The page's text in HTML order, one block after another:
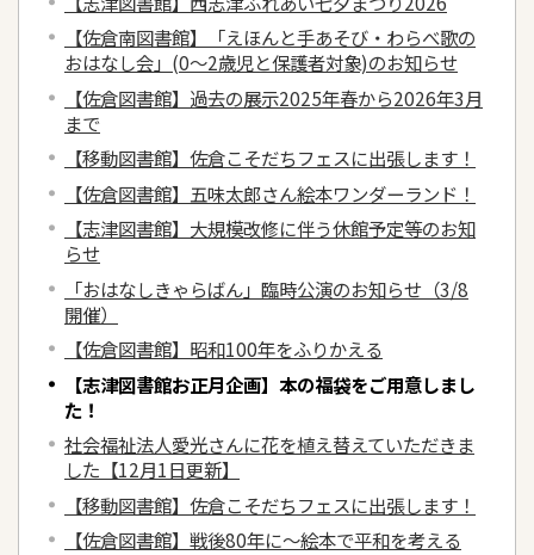
【佐倉南図書館】「えほんと手あそび・わらべ歌の
おはなし会」(0～2歳児と保護者対象)のお知らせ
【佐倉図書館】過去の展示2025年春から2026年3月
まで
【移動図書館】佐倉こそだちフェスに出張します！
【佐倉図書館】五味太郎さん絵本ワンダーランド！
【志津図書館】大規模改修に伴う休館予定等のお知
らせ
「おはなしきゃらばん」臨時公演のお知らせ（3/8
開催）
【佐倉図書館】昭和100年をふりかえる
【志津図書館お正月企画】本の福袋をご用意しまし
た！
社会福祉法人愛光さんに花を植え替えていただきま
した【12月1日更新】
【移動図書館】佐倉こそだちフェスに出張します！
【佐倉図書館】戦後80年に～絵本で平和を考える